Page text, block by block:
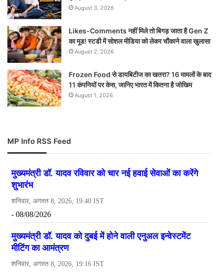
August 3, 2026
Likes-Comments नहीं मिले तो बिगड़ जाता है Gen Z
का मूड! स्टडी में सोशल मीडिया को लेकर चौंकाने वाला खुलासा
August 2, 2026
Frozen Food से डायबिटीज का खतरा? 16 मामलों के बाद
11 कंपनियों पर केस, जानिए भारत में कितना है जोखिम
August 1, 2026
MP Info RSS Feed